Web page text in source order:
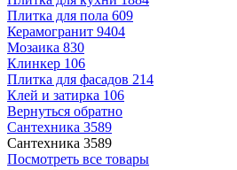
Плитка для пола 609
Керамогранит 9404
Мозаика 830
Клинкер 106
Плитка для фасадов 214
Клей и затирка 106
Вернуться обратно
Сантехника 3589
Сантехника 3589
Посмотреть все товары